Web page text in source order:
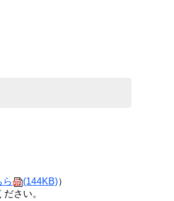
ら (144KB)）
さい。